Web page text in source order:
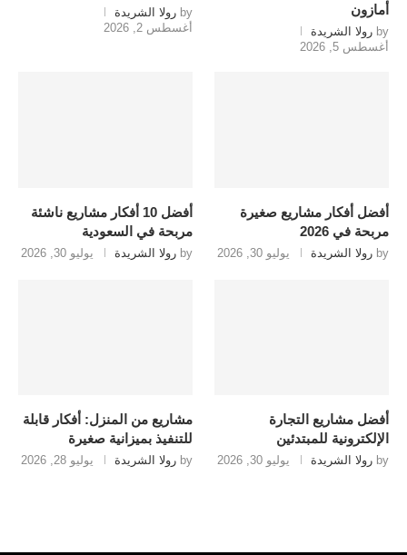
أمازون
by رولا الشريدة
أغسطس 5, 2026
by رولا الشريدة
أغسطس 2, 2026
أفضل أفكار مشاريع صغيرة
مربحة في 2026
by رولا الشريدة يوليو 30, 2026
أفضل 10 أفكار مشاريع ناشئة
مربحة في السعودية
by رولا الشريدة يوليو 30, 2026
أفضل مشاريع التجارة
الإلكترونية للمبتدئين
by رولا الشريدة يوليو 30, 2026
مشاريع من المنزل: أفكار قابلة
للتنفيذ بميزانية صغيرة
by رولا الشريدة يوليو 28, 2026